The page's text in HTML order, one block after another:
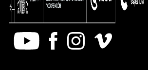
Youtube FacebookInstagram
Vimeo